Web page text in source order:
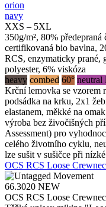
orion
navy
XXS – 5XL
350g/m², 80%
certifikovaná bio bavlna,
RCS, enzymaticky prané,
polyester, 6% viskóza
heavy combed 60° neutral
Krční lemovka se vzorem
podsádka na krku, 2x1
elastanem, měkké na
výroba bez živočišných
Assessment) pro
celého životního cyklu,
lze sušit v sušičce při
OCS RCS Loose
66.3020 NEW
OCS RCS Loose